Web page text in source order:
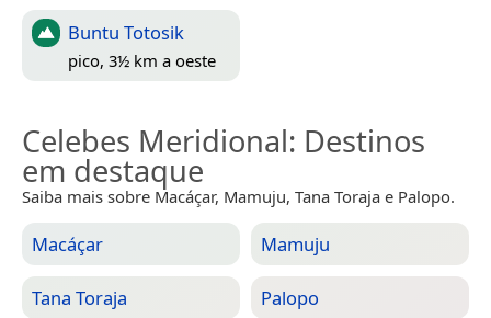
Buntu Totosik
pico, 3½ km a oeste
Celebes Meridional: Destinos
em destaque
Saiba mais sobre Macáçar, Mamuju, Tana Toraja e Palopo.
Macáçar Mamuju
Tana Toraja Palopo